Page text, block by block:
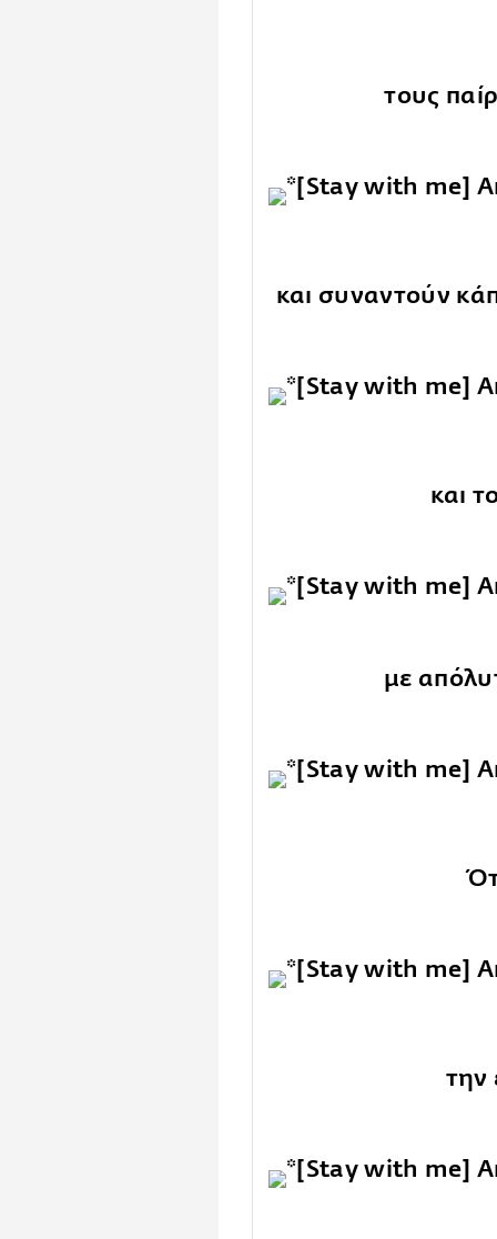
τους
και συναντούν
και
με
την